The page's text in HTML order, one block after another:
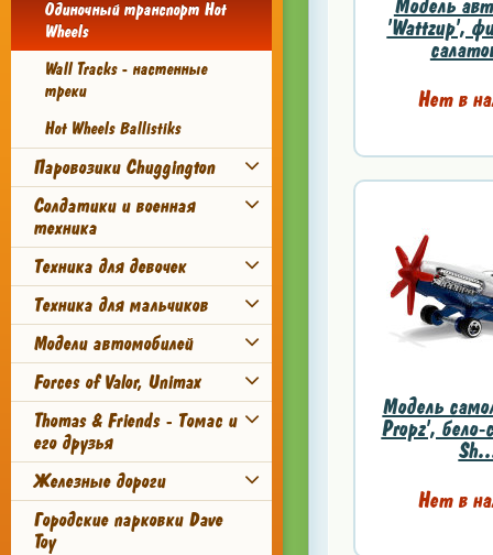
Одиночный транспорт Hot
Wheels
Wall Tracks - настенные
треки
Hot Wheels Ballistiks
Паровозики Chuggington
Солдатики и военная
техника
Техника для девочек
Техника для мальчиков
Модели автомобилей
Forces of Valor, Unimax
Thomas & Friends - Томас и
его друзья
Железные дороги
Городские парковки Dave
Toy
Модель
'Wattzup',
Нет в
Модель
Propz',
Нет в